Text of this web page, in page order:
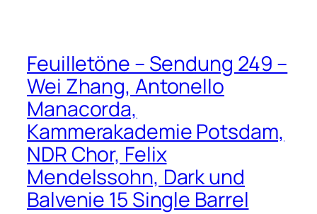
Feuilletöne – Sendung 249 –
Wei Zhang, Antonello
Manacorda,
Kammerakademie Potsdam,
NDR Chor, Felix
Mendelssohn, Dark und
Balvenie 15 Single Barrel